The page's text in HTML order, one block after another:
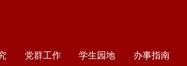
党群工作 学生园地 办事指南